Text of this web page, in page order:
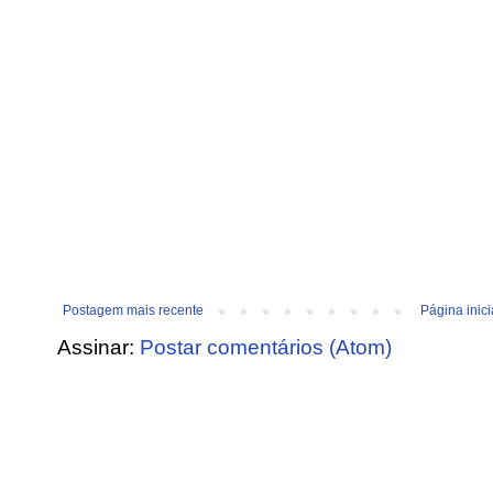
Postagem mais recente Página
Assinar: Postar comentários (Atom)